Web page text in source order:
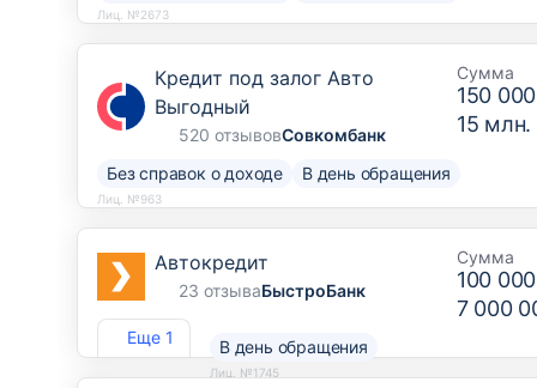
Лиц. №2673
Кредит под залог Авто
Выгодный
520 отзывовСовкомбанк
Сумма
150
15
Без справок о доходе В день обращения
Лиц. №963
Еще 1
Автокредит
23 отзываБыстроБанк
Сумма
100
7 000
В день обращения
Лиц. №1745